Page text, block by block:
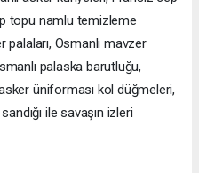
topu namlu temizleme
palaları, Osmanlı mavzer
palaska barutluğu,
üniforması kol düğmeleri,
ile savaşın izleri